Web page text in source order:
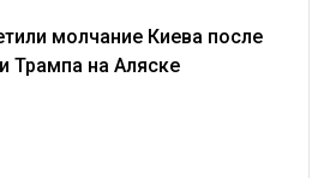
молчание Киева после
Трампа на Аляске